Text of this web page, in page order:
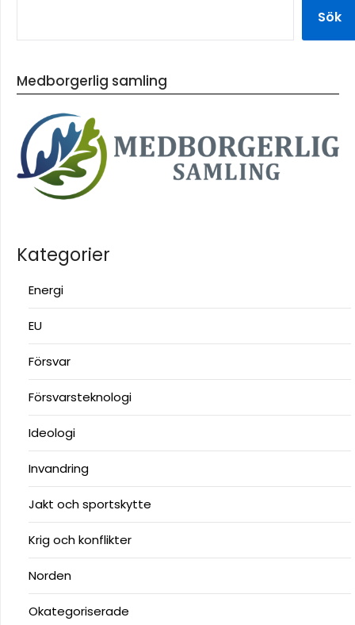
Sök
Medborgerlig samling
Kategorier
Energi
EU
Försvar
Försvarsteknologi
Ideologi
Invandring
Jakt och sportskytte
Krig och konflikter
Norden
Okategoriserade